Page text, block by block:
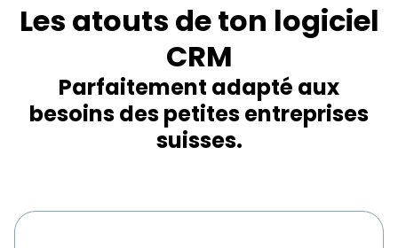
Les atouts de ton logiciel
CRM
Parfaitement adapté aux
besoins des petites entreprises
suisses.